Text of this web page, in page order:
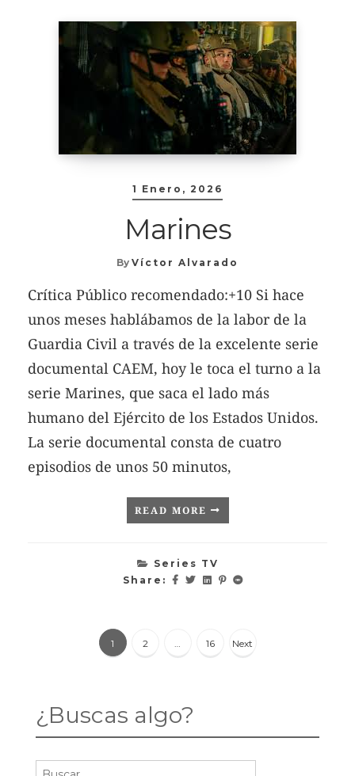
1 Enero, 2026
Marines
By Víctor Alvarado
Crítica Público recomendado:+10 Si hace
unos meses hablábamos de la labor de la
Guardia Civil a través de la excelente serie
documental CAEM, hoy le toca el turno a la
serie Marines, que saca el lado más
humano del Ejército de los Estados Unidos.
La serie documental consta de cuatro
episodios de unos 50 minutos,
READ MORE
Series TV
Share:
entradas
1 2 … 16 Next
¿Buscas algo?